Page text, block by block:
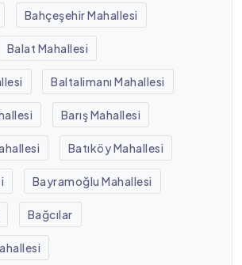
Bahçeşehir Mahallesi
Balat Mahallesi
Baltalimanı Mahallesi
Barış Mahallesi
Batıköy Mahallesi
Bayramoğlu Mahallesi
Bağcılar